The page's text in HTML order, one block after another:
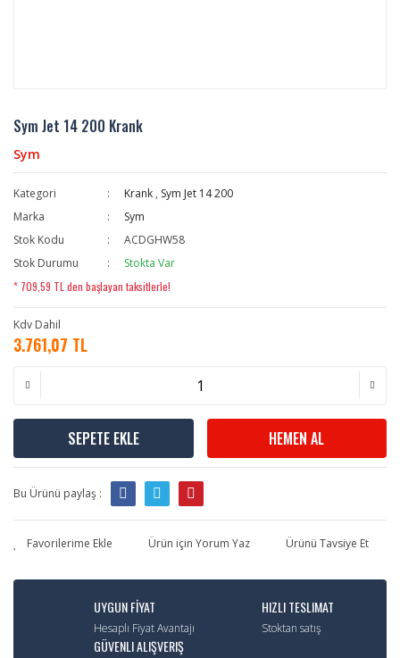
Sym Jet 14 200 Krank
Sym
Kategori Krank , Sym Jet 14 200
Marka
Sym
Stok Kodu
ACDGHW58
Stok Durumu
Stokta Var
* 709,59 TL den başlayan taksitlerle!
Kdv Dahil
3.761,07 TL
SEPETE EKLE HEMEN AL
Bu Ürünü paylaş :
Ürün için Yorum Yaz Ürünü Tavsiye Et
UYGUN FİYAT
Hesaplı Fiyat Avantajı
HIZLI TESLIMAT
Stoktan satış
GÜVENLI ALIŞVERIŞ